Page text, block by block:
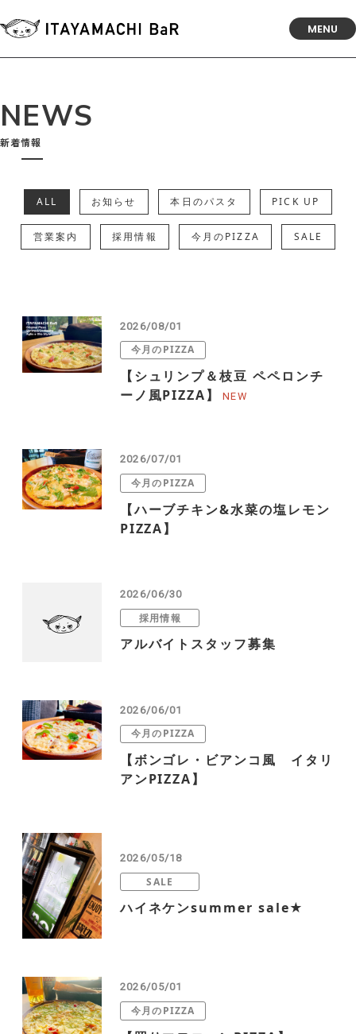
MENU
NEWS
新着情報
ALL お知らせ 本日のパスタ PICK UP
営業案内 採用情報 今月のPIZZA SALE
2026/08/01
今月のPIZZA
【シュリンプ＆枝豆 ペペロンチ
ーノ風PIZZA】
2026/07/01
今月のPIZZA
【ハーブチキン&水菜の塩レモン
PIZZA】
2026/06/30
採用情報
アルバイトスタッフ募集
2026/06/01
今月のPIZZA
【ボンゴレ・ビアンコ風 イタリ
アンPIZZA】
2026/05/18
SALE
ハイネケンsummer sale★
2026/05/01
今月のPIZZA